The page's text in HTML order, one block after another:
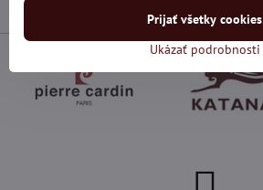
Ukázať podrobnosti
Prijať všetky cookies